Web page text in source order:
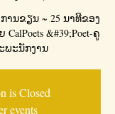
ການ​ຂຽນ ~ 25 ນາ​ທີ​ຂອງ​
&#39;Poet-ຄູ​
ພະ​ນັກ​ງານ
is Closed
events